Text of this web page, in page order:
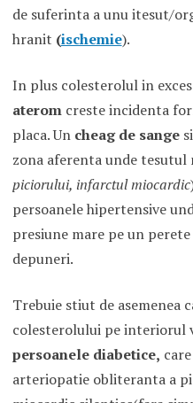
de suferinta a unu itesut/
hranit (ischemie).
In plus colesterolul in
ateromcreste incidenta
placa. Un cheag de sange
zona aferenta unde tesutul
piciorului, infarctul miocardic
persoanele hipertensive
presiune mare pe un
depuneri.
Trebuie stiut de asemenea
colesterolului pe interiorul
persoanele diabetice,
arteriopatie obliteranta a